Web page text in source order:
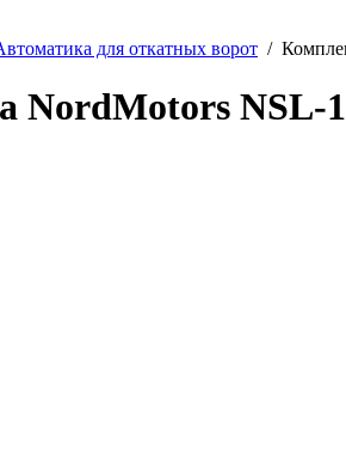
для откатных ворот /
NordMotors NSL-